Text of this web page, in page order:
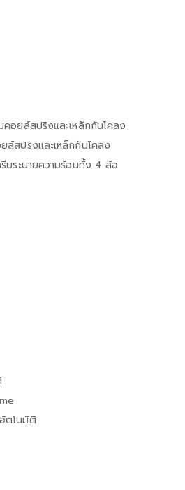
อยล์สปริงและเหล็กกันโคลง
สปริงและเหล็กกันโคลง
บระบายความร้อนทั้ง 4 ล้อ
ตโนมัติ